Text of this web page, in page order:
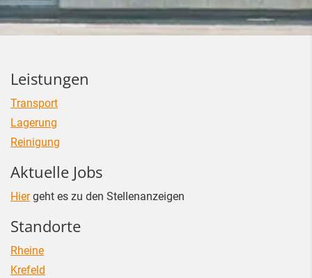
Leistungen
Transport
Lagerung
Reinigung
Aktuelle Jobs
Hiergeht es zu den Stellenanzeigen
Standorte
Rheine
Krefeld